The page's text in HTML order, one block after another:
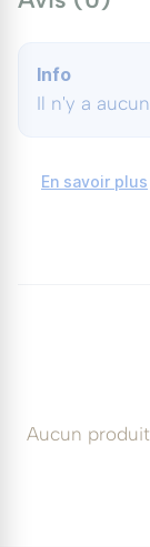
La taille se
contenir le
belle saison
l'arrosage :
cerisier de
aussi les
Info
Il n'y a
En savoir plus
Aucun